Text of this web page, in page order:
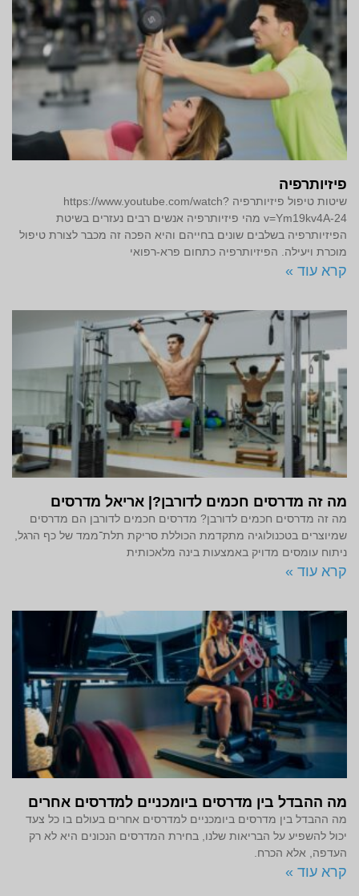
פיזיותרפיה
שיטות טיפול פיזיותרפיה https://www.youtube.com/watch?
v=Ym19kv4A-24 מהי פיזיותרפיה אנשים רבים נעזרים בשיטת
הפיזיותרפיה בשלבים שונים בחייהם והיא הפכה זה מכבר לצורת טיפול
מוכרת ויעילה. הפיזיותרפיה כתחום פרא-רפואי
קרא עוד »
מה זה מדרסים חכמים לדורבן?| אריאל מדרסים
מה זה מדרסים חכמים לדורבן? מדרסים חכמים לדורבן הם מדרסים
שמיוצרים בטכנולוגיה מתקדמת הכוללת סריקת תלת־ממד של כף הרגל,
ניתוח עומסים מדויק באמצעות בינה מלאכותית
קרא עוד »
מה ההבדל בין מדרסים ביומכניים למדרסים אחרים
מה ההבדל בין מדרסים ביומכניים למדרסים אחרים בעולם בו כל צעד
יכול להשפיע על הבריאות שלנו, בחירת המדרסים הנכונים היא לא רק
העדפה, אלא הכרח.
קרא עוד »